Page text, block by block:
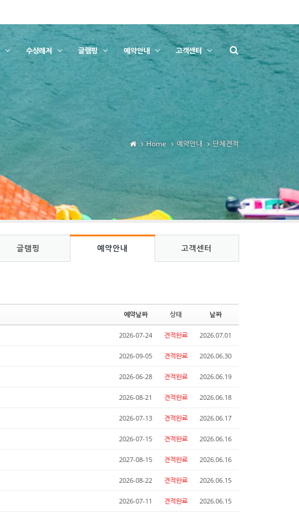
수상레저 글램핑 예약안내 고객센터
Home 예약안내 단체견적
글램핑 예약안내 고객센터
예약날짜 상태 날짜
2026-07-24 견적완료 2026.07.01
2026-09-05 견적완료 2026.06.30
2026-06-28 견적완료 2026.06.19
2026-08-21 견적완료 2026.06.18
2026-07-13 견적완료 2026.06.17
2026-07-15 견적완료 2026.06.16
2027-08-15 견적완료 2026.06.16
2026-08-22 견적완료 2026.06.15
2026-07-11 견적완료 2026.06.15